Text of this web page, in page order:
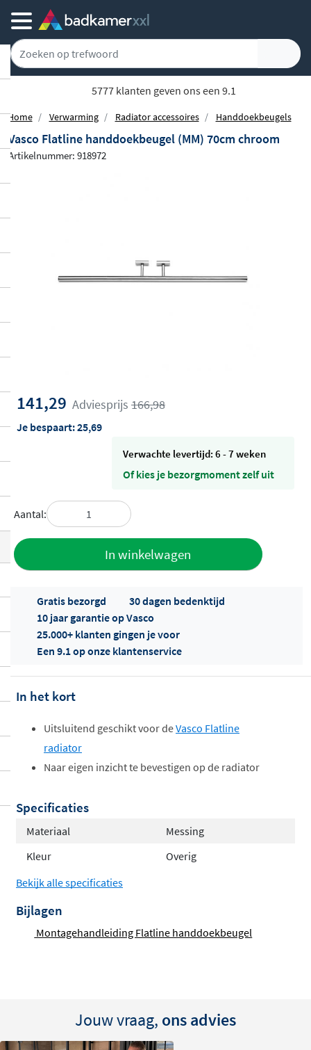
Achteraf of gespreid betalen
Home Verwarming Radiator accessoires Handdoekbeugels
Vasco Flatline handdoekbeugel (MM) 70cm chroom
Artikelnummer: 918972
141,29 Adviesprijs 166,98
Je bespaart:25,69
Verwachte levertijd: 6 - 7 weken
Of kies je bezorgmoment zelf uit
Aantal:
In winkelwagen
Offertes
Gratis bezorgd
30 dagen bedenktijd
10 jaar garantie op Vasco
25.000+ klanten gingen je voor
Een 9.1 op onze klantenservice
In het kort
Uitsluitend geschikt voor deVasco Flatline
radiator
Naar eigen inzicht te bevestigen op de radiator
Specificaties
Materiaal
Messing
Kleur
Overig
Bekijk alle specificaties
Bijlagen
Montagehandleiding Flatline handdoekbeugel
Jouw vraag, ons advies